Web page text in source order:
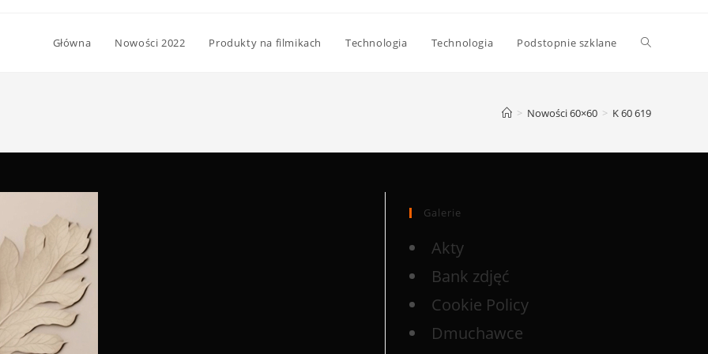
Główna Nowości 2022 Produkty na filmikach Technologia Technologia Podstopnie szklane
> Nowości 60×60 > K 60 619
Galerie
Akty
Bank zdjęć
Cookie Policy
Dmuchawce